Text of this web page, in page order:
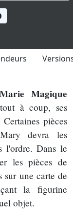
Twitter
sur Pinterest
Marie Magique
à coup, ses
pièces
devra les
l'ordre. Dans le
les pièces de
sur une carte de
la figurine
objet.